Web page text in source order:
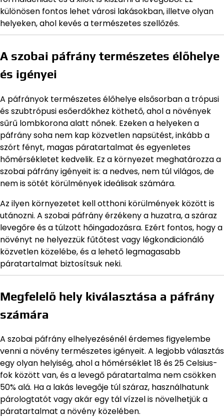
különösen fontos lehet városi lakásokban, illetve olyan
helyeken, ahol kevés a természetes szellőzés.
A szobai páfrány természetes élőhelye
és igényei
A páfrányok természetes élőhelye elsősorban a trópusi
és szubtrópusi esőerdőkhez köthető, ahol a növények
sűrű lombkorona alatt nőnek. Ezeken a helyeken a
páfrány soha nem kap közvetlen napsütést, inkább a
szórt fényt, magas páratartalmat és egyenletes
hőmérsékletet kedvelik. Ez a környezet meghatározza a
szobai páfrány igényeit is: a nedves, nem túl világos, de
nem is sötét körülmények ideálisak számára.
Az ilyen környezetet kell otthoni körülmények között is
utánozni. A szobai páfrány érzékeny a huzatra, a száraz
levegőre és a túlzott hőingadozásra. Ezért fontos, hogy a
növényt ne helyezzük fűtőtest vagy légkondicionáló
közvetlen közelébe, és a lehető legmagasabb
páratartalmat biztosítsuk neki.
Megfelelő hely kiválasztása a páfrány
számára
A szobai páfrány elhelyezésénél érdemes figyelembe
venni a növény természetes igényeit. A legjobb választás
egy olyan helyiség, ahol a hőmérséklet 18 és 25 Celsius-
fok között van, és a levegő páratartalma nem csökken
50% alá. Ha a lakás levegője túl száraz, használhatunk
párologtatót vagy akár egy tál vízzel is növelhetjük a
páratartalmat a növény közelében.